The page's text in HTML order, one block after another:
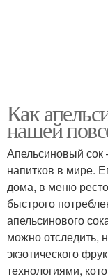
Как
нашей
Апельсиновый
напитков в мире.
дома, в меню
быстрого
апельсинового
можно отследить,
экзотического
технологиями,